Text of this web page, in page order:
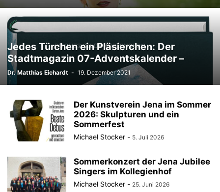
Jedes Türchen ein Pläsierchen: Der
Stadtmagazin 07-Adventskalender –
Dr. Matthias Eichardt - 19. Dezember 2021
Der Kunstverein Jena im Sommer
2026: Skulpturen und ein
Sommerfest
Michael Stocker - 5. Juli 2026
Sommerkonzert der Jena Jubilee
Singers im Kollegienhof
Michael Stocker - 25. Juni 2026